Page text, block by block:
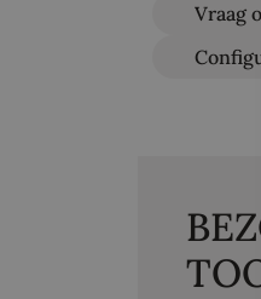
Vraag